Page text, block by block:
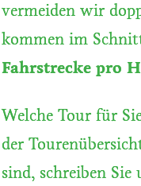
vermeiden wir
kommen im
Fahrstrecke pro
Welche Tour für
der
sind, schreiben